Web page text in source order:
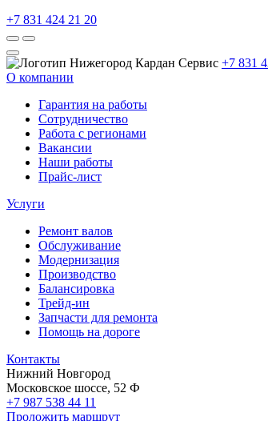
+7 831 424 21 20
+7 831
О компании
Гарантия на работы
Сотрудничество
Работа с регионами
Вакансии
Наши работы
Прайс-лист
Услуги
Ремонт валов
Обслуживание
Модернизация
Производство
Балансировка
Трейд-ин
Запчасти для ремонта
Помощь на дороге
Контакты
Нижний Новгород
Московское шоссе, 52 Ф
+7 987 538 44 11
Проложить маршрут